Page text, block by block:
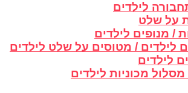
לילדים
על שלט
/ מנופים לילדים
לילדים / מטוסים על שלט לילדים
לילדים
מסלול מכוניות לילדים